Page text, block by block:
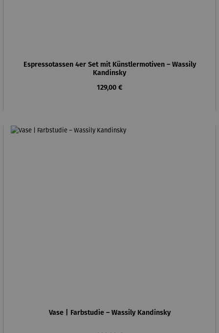
Espressotassen 4er Set mit Künstlermotiven – Wassily
Kandinsky
Regulärer Preis:
129,00 €
Vase | Farbstudie – Wassily Kandinsky